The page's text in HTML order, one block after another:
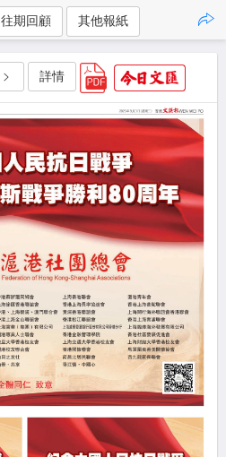
往期回顧 其他報紙
詳情